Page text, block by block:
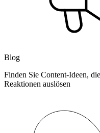
Blog
Finden Sie Content-Ideen,
Reaktionen auslösen